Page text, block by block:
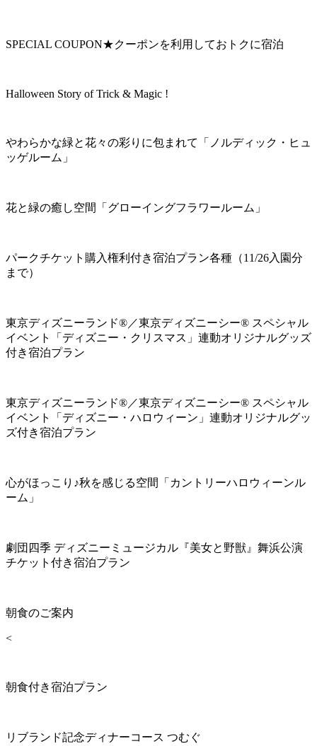
SPECIAL COUPON★クーポンを利用しておトクに宿泊
Halloween Story of Trick & Magic !
やわらかな緑と花々の彩りに包まれて「ノルディック・ヒュ
ッゲルーム」
花と緑の癒し空間「グローイングフラワールーム」
パークチケット購入権利付き宿泊プラン各種（11/26入園分
まで）
東京ディズニーランド®／東京ディズニーシー® スペシャル
イベント「ディズニー・クリスマス」連動オリジナルグッズ
付き宿泊プラン
東京ディズニーランド®／東京ディズニーシー® スペシャル
イベント「ディズニー・ハロウィーン」連動オリジナルグッ
ズ付き宿泊プラン
心がほっこり♪秋を感じる空間「カントリーハロウィーンル
ーム」
劇団四季 ディズニーミュージカル『美女と野獣』舞浜公演
チケット付き宿泊プラン
朝食のご案内
<
朝食付き宿泊プラン
リブランド記念ディナーコース つむぐ